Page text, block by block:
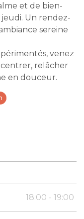
18:00 - 19:00
et de bien-
Un rendez-
sereine
venez
relâcher
en douceur.